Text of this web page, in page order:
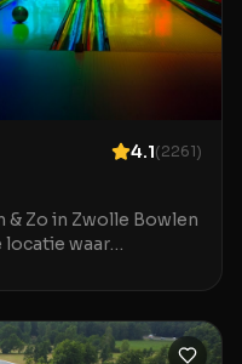
4.1(2261)
& Zo in Zwolle Bowlen
locatie waar